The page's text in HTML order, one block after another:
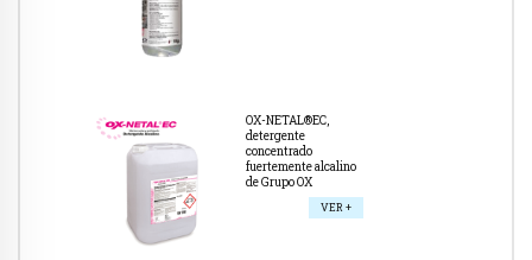
OX-NETAL®EC,
detergente
concentrado
fuertemente alcalino
de Grupo OX
VER +